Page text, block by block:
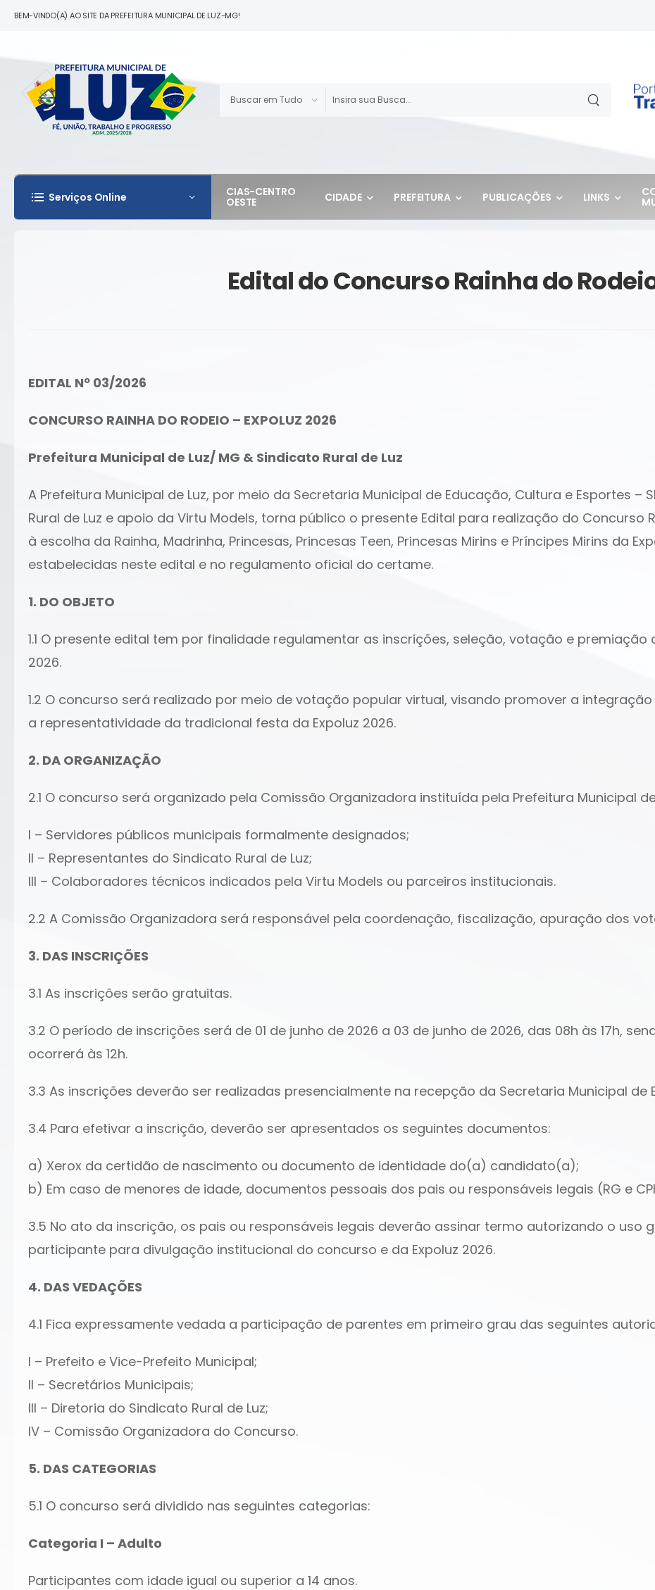
BEM-VINDO(A) AO SITE DA PREFEITURA MUNICIPAL DE LUZ-MG!
Serviços Online CIAS-CENTRO
OESTE CIDADE PREFEITURA PUBLICAÇÕES LINKS
Edital do Concurso Rainha do
EDITAL Nº 03/2026
CONCURSO RAINHA DO RODEIO – EXPOLUZ 2026
Prefeitura Municipal de Luz/ MG & Sindicato Rural de Luz
A Prefeitura Municipal de Luz, por meio da Secretaria Municipal de Educação, Cultura e Esportes –
Rural de Luz e apoio da Virtu Models, torna público o presente Edital para realização do Concurso
à escolha da Rainha, Madrinha, Princesas, Princesas Teen, Princesas Mirins e Príncipes Mirins da
estabelecidas neste edital e no regulamento oficial do certame.
1. DO OBJETO
1.1 O presente edital tem por finalidade regulamentar as inscrições, seleção, votação e premiação
2026.
1.2 O concurso será realizado por meio de votação popular virtual, visando promover a
a representatividade da tradicional festa da Expoluz 2026.
2. DA ORGANIZAÇÃO
2.1 O concurso será organizado pela Comissão Organizadora instituída pela Prefeitura Municipal
I – Servidores públicos municipais formalmente designados;
II – Representantes do Sindicato Rural de Luz;
III – Colaboradores técnicos indicados pela Virtu Models ou parceiros institucionais.
2.2 A Comissão Organizadora será responsável pela coordenação, fiscalização, apuração dos
3. DAS INSCRIÇÕES
3.1 As inscrições serão gratuitas.
3.2 O período de inscrições será de 01 de junho de 2026 a 03 de junho de 2026, das 08h às 17h,
ocorrerá às 12h.
3.3 As inscrições deverão ser realizadas presencialmente na recepção da Secretaria Municipal de
3.4 Para efetivar a inscrição, deverão ser apresentados os seguintes documentos:
a) Xerox da certidão de nascimento ou documento de identidade do(a) candidato(a);
b) Em caso de menores de idade, documentos pessoais dos pais ou responsáveis legais (RG e
3.5 No ato da inscrição, os pais ou responsáveis legais deverão assinar termo autorizando o uso
participante para divulgação institucional do concurso e da Expoluz 2026.
4. DAS VEDAÇÕES
4.1 Fica expressamente vedada a participação de parentes em primeiro grau das seguintes
I – Prefeito e Vice-Prefeito Municipal;
II – Secretários Municipais;
III – Diretoria do Sindicato Rural de Luz;
IV – Comissão Organizadora do Concurso.
5. DAS CATEGORIAS
5.1 O concurso será dividido nas seguintes categorias:
Categoria I – Adulto
Participantes com idade igual ou superior a 14 anos.